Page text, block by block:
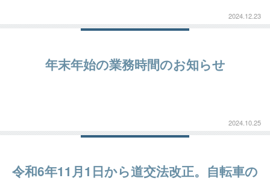
2024.12.23
年末年始の業務時間のお知らせ
2024.10.25
令和6年11月1日から道交法改正。自転車の